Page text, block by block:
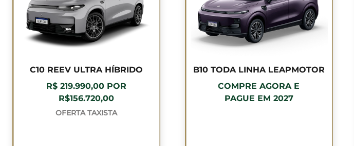
C10 REEV ULTRA HÍBRIDO
R$ 219.990,00 POR
R$156.720,00
OFERTA TAXISTA
B10 TODA LINHA LEAPMOTOR
COMPRE AGORA E
PAGUE EM 2027